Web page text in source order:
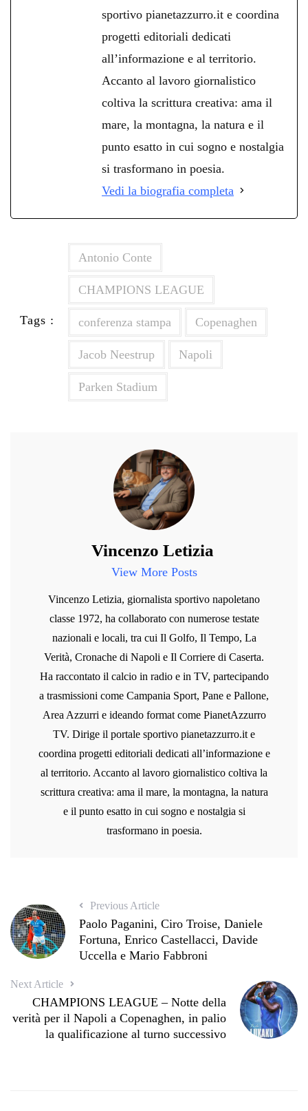
sportivo pianetazzurro.it e coordina
progetti editoriali dedicati
all’informazione e al territorio.
Accanto al lavoro giornalistico
coltiva la scrittura creativa: ama il
mare, la montagna, la natura e il
punto esatto in cui sogno e nostalgia
si trasformano in poesia.
Vedi la biografia completa
Tags :
Antonio Conte
CHAMPIONS LEAGUE
conferenza stampa Copenaghen
Jacob Neestrup Napoli
Parken Stadium
Vincenzo Letizia
View More Posts
Vincenzo Letizia, giornalista sportivo napoletano
classe 1972, ha collaborato con numerose testate
nazionali e locali, tra cui Il Golfo, Il Tempo, La
Verità, Cronache di Napoli e Il Corriere di Caserta.
Ha raccontato il calcio in radio e in TV, partecipando
a trasmissioni come Campania Sport, Pane e Pallone,
Area Azzurri e ideando format come PianetAzzurro
TV. Dirige il portale sportivo pianetazzurro.it e
coordina progetti editoriali dedicati all’informazione e
al territorio. Accanto al lavoro giornalistico coltiva la
scrittura creativa: ama il mare, la montagna, la natura
e il punto esatto in cui sogno e nostalgia si
trasformano in poesia.
Previous Article
Paolo Paganini, Ciro Troise, Daniele
Fortuna, Enrico Castellacci, Davide
Uccella e Mario Fabbroni
Next Article
CHAMPIONS LEAGUE – Notte della
verità per il Napoli a Copenaghen, in palio
la qualificazione al turno successivo